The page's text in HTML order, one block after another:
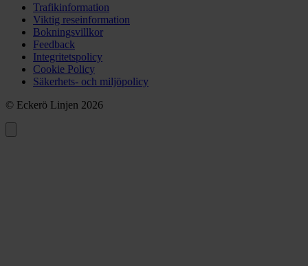
Trafikinformation
Viktig reseinformation
Bokningsvillkor
Feedback
Integritetspolicy
Cookie Policy
Säkerhets- och miljöpolicy
© Eckerö Linjen 2026